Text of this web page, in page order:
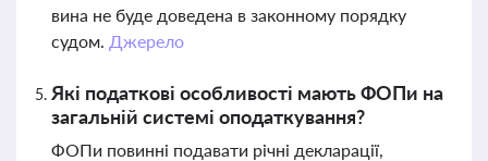
вина не буде доведена в законному порядку
судом. Джерело
Які податкові особливості мають ФОПи на
загальній системі оподаткування?
ФОПи повинні подавати річні декларації,